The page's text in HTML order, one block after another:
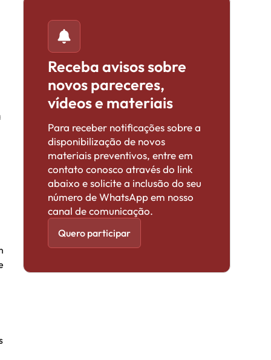
Receba avisos sobre
novos pareceres,
vídeos e materiais
Para receber notificações sobre a
disponibilização de novos
materiais preventivos, entre em
contato conosco através do link
abaixo e solicite a inclusão do seu
número de WhatsApp em nosso
canal de comunicação.
Quero participar